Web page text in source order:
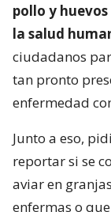
pollo y
la salud
ciudadanos
tan pronto
enfermedad
Junto a eso,
reportar si se
aviar en
enfermas o